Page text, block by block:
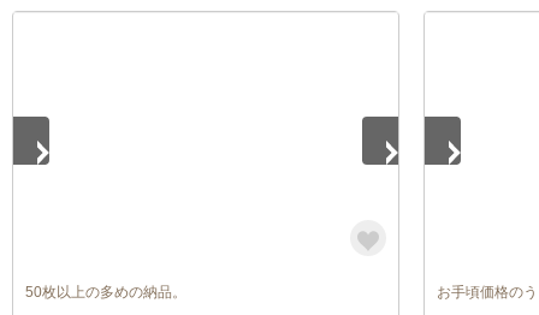
50枚以上の多めの納品。 お手頃価格の